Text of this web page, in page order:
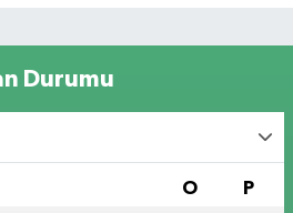
Durumu
O P